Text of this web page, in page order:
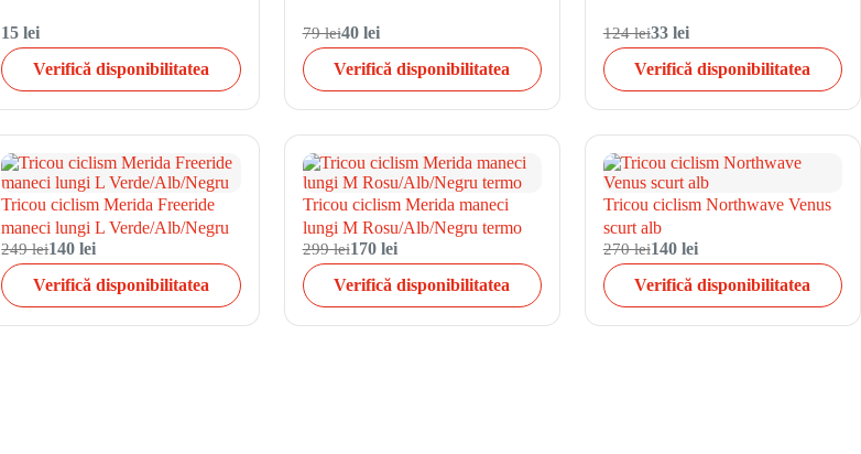
15 lei
Verifică disponibilitatea
79 lei40 lei
Verifică disponibilitatea
124 lei33 lei
Verifică disponibilitatea
Tricou ciclism Merida Freeride
maneci lungi L Verde/Alb/Negru
249 lei140 lei
Verifică disponibilitatea
Tricou ciclism Merida maneci
lungi M Rosu/Alb/Negru termo
299 lei170 lei
Verifică disponibilitatea
Tricou ciclism Northwave Venus
scurt alb
270 lei140 lei
Verifică disponibilitatea